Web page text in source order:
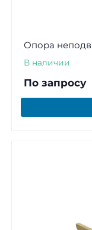
Опора
В наличии
По запросу